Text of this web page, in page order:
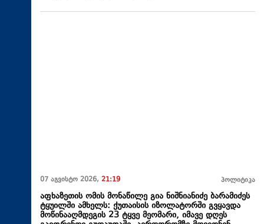
07 აგვისტო 2026, 21:19 პოლიტიკა
აფხაზეთის ომის მონაწილე გია ნიშნიანიძე ბარამიძეს
ტყუილში ამხელს: ქუთაისის იზოლატორში გვყავდა
მოწინააღმდეგის 23 ტყვე მეომარი, იმავე დღეს